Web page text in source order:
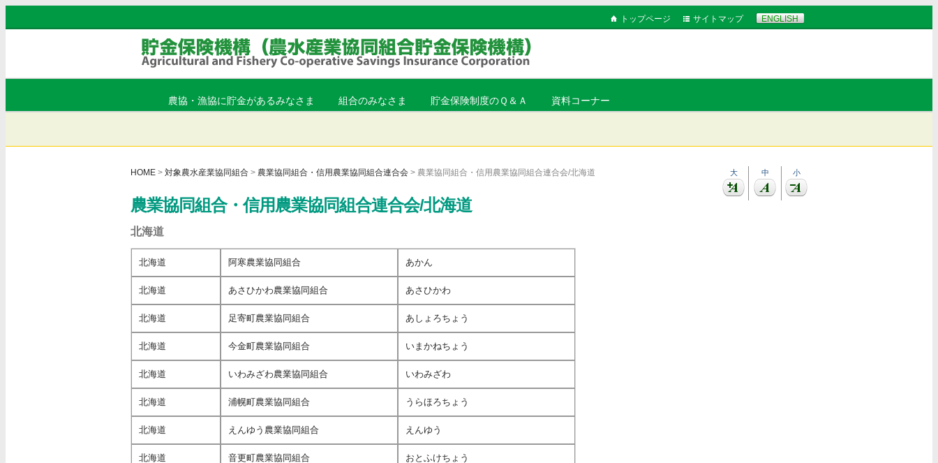
トップページ サイトマップ ENGLISH
農協・漁協に貯金があるみなさま 組合のみなさま 貯金保険制度のＱ＆Ａ 資料コーナー
HOME > 対象農水産業協同組合 > 農業協同組合・信用農業協同組合連合会 > 農業協同組合・信用農業協同組合連合会/北海道
農業協同組合・信用農業協同組合連合会/北海道
北海道
北海道 阿寒農業協同組合 あかん
北海道 あさひかわ農業協同組合 あさひかわ
北海道 足寄町農業協同組合 あしょろちょう
北海道 今金町農業協同組合 いまかねちょう
北海道 いわみざわ農業協同組合 いわみざわ
北海道 浦幌町農業協同組合 うらほろちょう
北海道 えんゆう農業協同組合 えんゆう
北海道 音更町農業協同組合 おとふけちょう
大 中 小